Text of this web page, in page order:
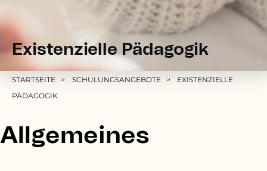
*
Existenzielle Pädagogik
STARTSEITE SCHULUNGSANGEBOTE
EXISTENZIELLE
PÄDAGOGIK
Allgemeines